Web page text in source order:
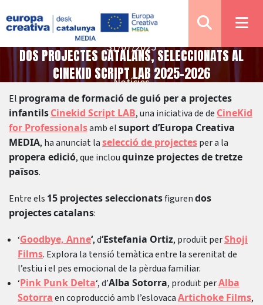
Notícies
DOS PROJECTES CATALANS, SELECCIONATS AL
CINEKID SCRIPT LAB 2025-2026
31/07/2025
El programa de formació de guió per a projectes
infantilsCinekid Script LAB, una iniciativa de de CineKid
for Professionalsamb elsuport d’Europa Creativa
MEDIA, ha anunciat laselecció de projectesper a la
propera edició, que inclouquinze projectes de tretze
països.
Entre els 15 projectes seleccionatsfigurendos
projectescatalans:
‘Goodbye, Anne‘, d‘Estefania Ortiz, produït perShoji
Films. Explora la tensió temàtica entre la serenitat de
l’estiu i el pes emocional de la pèrdua familiar.
‘Pink Punk Delta‘, d’Alba Sotorra, produït perAlba
Sotorraen coproducció amb l’eslovacaArtichoke Films,